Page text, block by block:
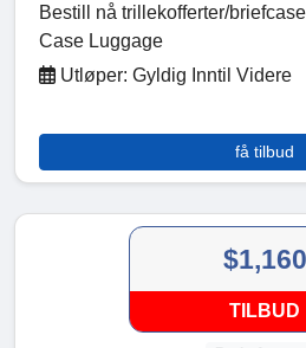
Bestill nå trillekofferter/
Case Luggage
Utløper: Gyldig Inntil Videre
få tilbud
$1,160
TILBUD